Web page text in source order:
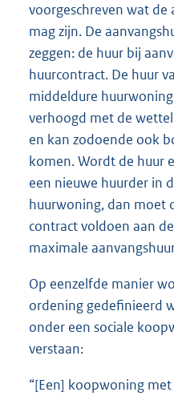
voorgeschreven wat de
mag zijn. De
zeggen: de huur bij
huurcontract. De huur
middeldure
verhoogd met de
en kan zodoende ook
komen. Wordt de huur
een nieuwe huurder in
huurwoning, dan moet
contract voldoen aan
maximale
Op eenzelfde manier
ordening gedefinieerd
onder een sociale
verstaan:
“[Een] koopwoning